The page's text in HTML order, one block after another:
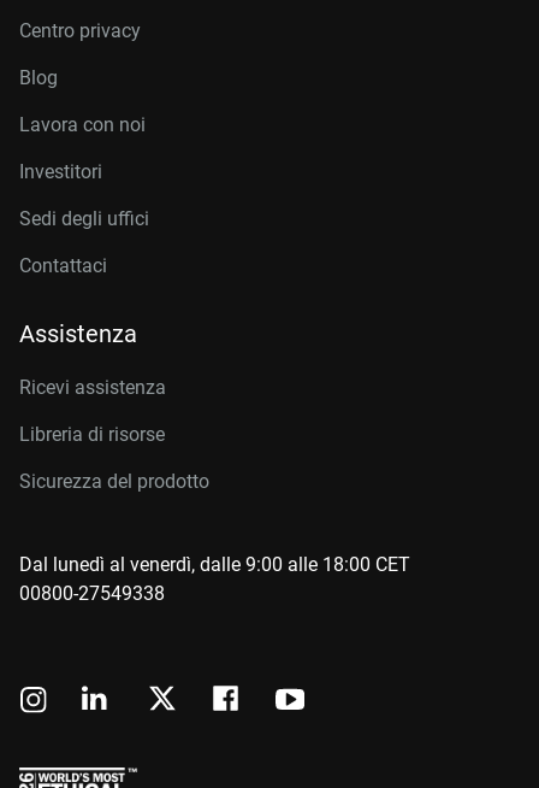
Centro privacy
Blog
Lavora con noi
Investitori
Sedi degli uffici
Contattaci
Assistenza
Ricevi assistenza
Libreria di risorse
Sicurezza del prodotto
Dal lunedì al venerdì, dalle 9:00 alle 18:00 CET
00800-27549338